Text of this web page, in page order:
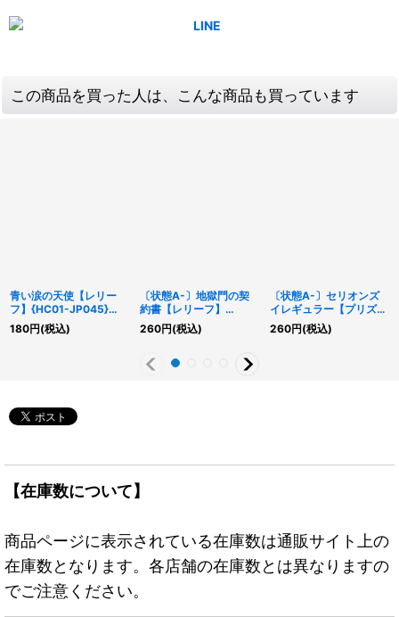
この商品を買った人は、こんな商品も買っています
青い涙の天使【レリー
フ】{HC01-JP045}
《魔法》
180円(税込)
〔状態A-〕地獄門の契
約書【レリーフ】
{QCCP-JP087}《魔
法》
260円(税込)
〔状態A-〕セリオンズ
イレギュラー【プリズマ
ティックシークレット】
{POTE-JP009}《モン
260円(税込)
【在庫数について】
商品ページに表示されている在庫数は通販サイト上の
在庫数となります。各店舗の在庫数とは異なりますの
でご注意ください。